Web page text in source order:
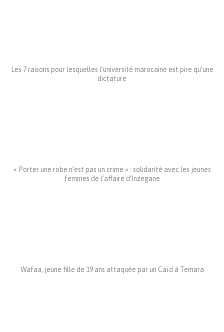
Les 7 raisons pour lesquelles l’université marocaine est pire qu’une
dictature
« Porter une robe n’est pas un crime » : solidarité avec les jeunes
femmes de l’affaire d’Inzegane
Wafaa, jeune fille de 19 ans attaquée par un Caïd à Temara